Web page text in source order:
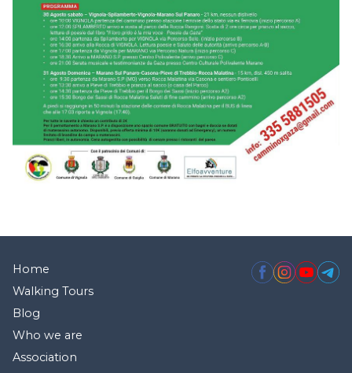
Home
Walking Tours
Blog
Who we are
Association